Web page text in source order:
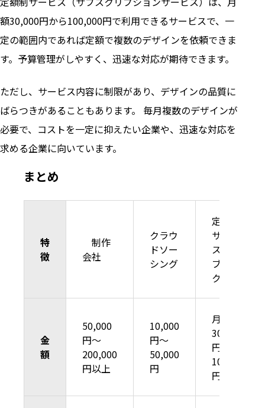
額30,000円から100,000円で利用できるサービスで、一
定の範囲内であれば定額で複数のデザインを依頼できま
す。予算管理がしやすく、迅速な対応が期待できます。
ただし、サービス内容に制限があり、デザインの品質に
ばらつきがあることもあります。 毎月複数のデザインが
必要で、コストを一定に抑えたい企業や、迅速な対応を
求める企業に向いています。
特
徴
制作
会社
クラウ
ドソー
シング
定額制
サービ
ス（サ
ブス
ク）
金
額
50,000
円〜
200,000
円以上
10,000
円〜
50,000
円
月額
30,000
円〜
100,000
円
まとめ